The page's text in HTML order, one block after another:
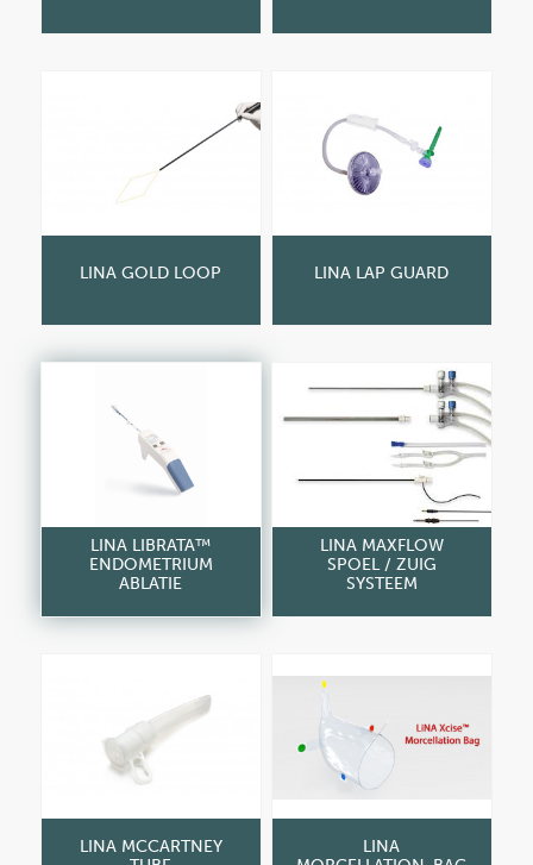
LINA GOLD LOOP LINA LAP GUARD
LINA LIBRATA™
ENDOMETRIUM
ABLATIE
LINA MAXFLOW
SPOEL / ZUIG
SYSTEEM
LINA MCCARTNEY
LINA